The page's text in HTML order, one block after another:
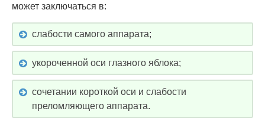
может заключаться в:
слабости самого аппарата;
укороченной оси глазного яблока;
сочетании короткой оси и слабости
преломляющего аппарата.